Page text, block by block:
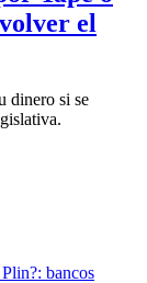
el
dinero si se